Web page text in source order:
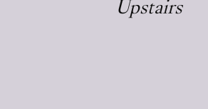
Upstairs